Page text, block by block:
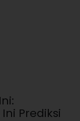
Prediksi